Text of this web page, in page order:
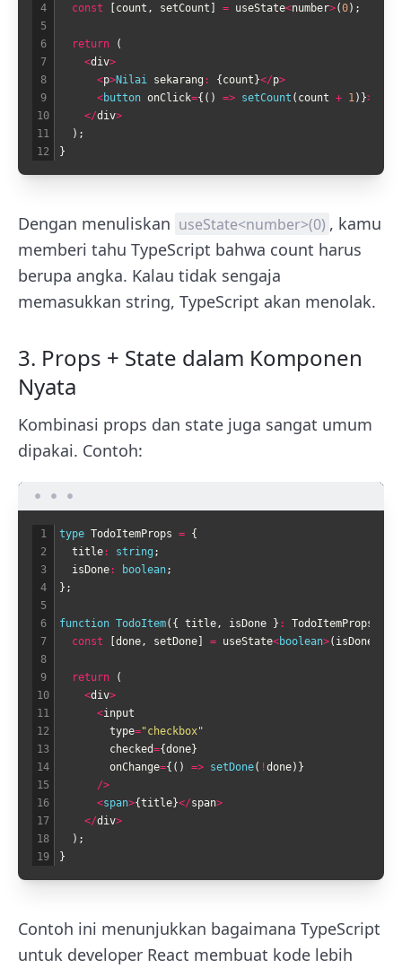
4
5
6
7
8
9
10
11
12
const
[count , setCount ] = useState<number>(0) ;
return
(
<div>
<p>Nilai sekarang : {count}</p>
<button onClick={ ( ) => setCount ( count + 1 ) }>
</div>
) ;
}
Dengan menuliskan useState<number>(0) , kamu
memberi tahu TypeScript bahwa count harus
berupa angka. Kalau tidak sengaja
memasukkan string, TypeScript akan menolak.
3. Props + State dalam Komponen
Nyata
Kombinasi props dan state juga sangat umum
dipakai. Contoh:
1
2
3
4
5
6
7
8
9
10
11
12
13
14
15
16
17
18
19
type TodoItemProps = {
title: string ;
isDone: boolean;
} ;
function TodoItem( { title , isDone } : TodoItemProps
const
[done , setDone] = useState<boolean>( isDone
return
(
<div>
<input
type="checkbox"
checked={done}
onChange={ ( ) => setDone( !done) }
/>
<span>{title}</span>
</div>
) ;
}
Contoh ini menunjukkan bagaimana TypeScript
untuk developer React membuat kode lebih